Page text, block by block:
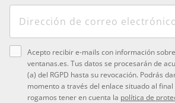
Acepto recibir e-mails con información
ventanas.es. Tus datos se procesarán de
(a) del RGPD hasta su revocación. Podrás
momento a través del enlace situado al
rogamos tener en cuenta la política de